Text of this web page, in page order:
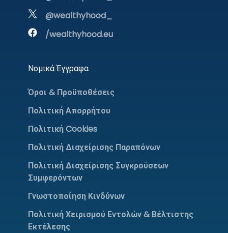
@wealthyhood_
/wealthyhood.eu
Νομικά Έγγραφα
Όροι & Προϋποθέσεις
Πολιτική Απορρήτου
Πολιτική Cookies
Πολιτική Διαχείρισης Παραπόνων
Πολιτική Διαχείρισης Συγκρούσεων
Συμφερόντων
Γνωστοποίηση Κινδύνων
Πολιτική Χειρισμού Εντολών & Βέλτιστης
Εκτέλεσης